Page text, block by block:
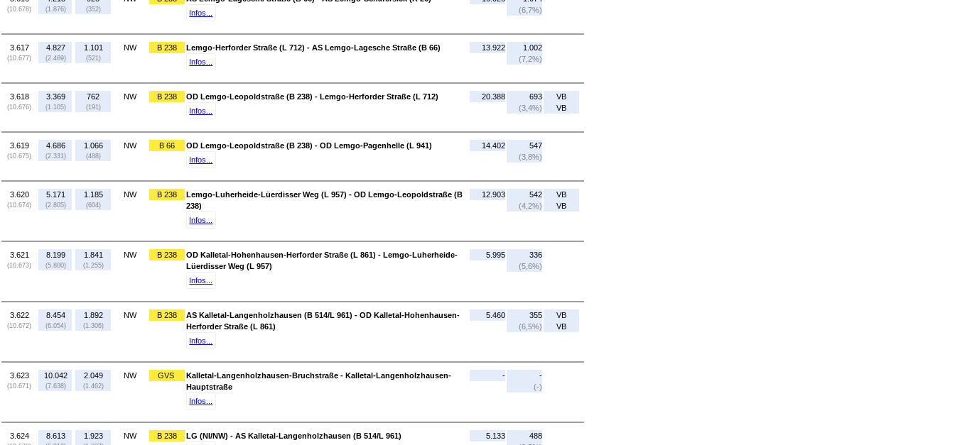
(10.678) (1.876) (352)
Infos...
(6,7%)
3.617
(10.677)
4.827
(2.469)
1.101
(521)
NW B 238
Lemgo-Herforder Straße (L 712) - AS Lemgo-Lagesche Straße (B 66)
Infos...
13.922
1.002
(7,2%)
3.618
(10.676)
3.369
(1.105)
762
(191)
NW B 238
OD Lemgo-Leopoldstraße (B 238) - Lemgo-Herforder Straße (L 712)
Infos...
20.388
693
(3,4%)
VB
VB
3.619
(10.675)
4.686
(2.331)
1.066
(488)
NW B 66
OD Lemgo-Leopoldstraße (B 238) - OD Lemgo-Pagenhelle (L 941)
Infos...
14.402
547
(3,8%)
3.620
(10.674)
5.171
(2.805)
1.185
(604)
NW B 238
Lemgo-Luherheide-Lüerdisser Weg (L 957) - OD Lemgo-Leopoldstraße (B
238)
Infos...
12.903
542
(4,2%)
VB
VB
3.621
(10.673)
8.199
(5.800)
1.841
(1.255)
NW B 238
OD Kalletal-Hohenhausen-Herforder Straße (L 861) - Lemgo-Luherheide-
Lüerdisser Weg (L 957)
Infos...
5.995
336
(5,6%)
3.622
(10.672)
8.454
(6.054)
1.892
(1.306)
NW B 238
AS Kalletal-Langenholzhausen (B 514/L 961) - OD Kalletal-Hohenhausen-
Herforder Straße (L 861)
Infos...
5.460
355
(6,5%)
VB
VB
3.623
(10.671)
10.042
(7.638)
2.049
(1.462)
NW GVS
Kalletal-Langenholzhausen-Bruchstraße - Kalletal-Langenholzhausen-
Hauptstraße
Infos...
-
-
(-)
3.624 8.613 1.923 NW B 238
LG (NI/NW) - AS Kalletal-Langenholzhausen (B 514/L 961)
5.133
488